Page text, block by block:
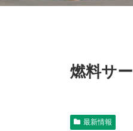
燃料サ
最新情報